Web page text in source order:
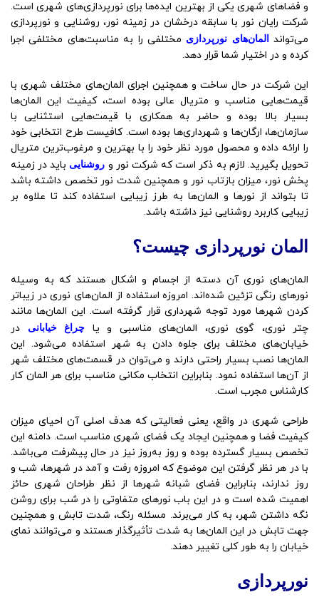
و فضاهای شهری یکی از بهترین ایده‌ها برای نورپردازی‌های شهری است.
شرکت رایان نور با سابقه درخشان در زمینه نور، روشنایی و نورپردازی
می‌تواند المان‌های نورپردازی مختلفی را به مناسبت‌های مختلفی اجرا
کرده و در اختیار شما قرار دهد.
این شرکت در حال ساخت و همچنین اجرای المان‌های مختلف شهری با
قیمت‌هایی مناسب و متریال عالی بوده است، کیفیت این المان‌ها
بسیار بالا بوده و حاضر به همکاری با قیمت‌هایی استثنایی با
سازمان‌ها، ارگان‌ها و شهرداری‌ها بوده است. کافیست طرح انتخابی خود
را ارائه داده و محصول مورد نظر خود را با بهترین و مرغوب‌ترین متریال
تحویل بگیرید. لازم به ذکر است که شرکت نور و روشنایی باید در زمینه
پخش نور، میزان بازتاب نور و همچنین شدت نور تخصص داشته باشد
تا بتواند از نورها و المان‌ها به طرز زیبایی استفاده کند تا علاوه بر
زیبایی کاربرد روشنایی نیز داشته باشد.
المان نورپردازی چیست؟
المان‌های نوری آن دسته از اجسام و اشکال هستند که به وسیله
نورهای رنگی تزئین شده‌اند. امروزه استفاده از المان‌های نوری در زیباتر
کردن شهرها مورد توجه شهرداری قرار گرفته است. این المان‌ها مانند
چتر نوری، گوی نوری، المان‌های مناسبی و یا چراغ‌ خیابانی
در
خیابان‌های مختلف برای جلوه دادن به شهر استفاده می‌شود. این
المان‌ها نصب بسیار راحتی دارند و می‌توان در قسمت‌های مختلف شهر
از آن‌ها استفاده نمود. بنابراین انتخاب مکانی مناسب برای هر المان کار
کارشناس مجرب است.
طراحی شهری در واقع، یعنی فعالیتی که هدف اصلی آن احیای میزان
کیفیت فضا و همچنین ایجاد یک فضای شهری مناسب است. دامنه این
تخصص بسیار گسترده بوده و روز به‌روز نیز در حال پیشرفت می‌باشد.
با در هر نظر گرفتن این موضوع که امروزه رفت و آمد در شهرها، شب و
روز ندارند، بنابراین فضای شبانه شهرها از نظر طراحان شهری حائز
اهمیت شده است و در این باب نورهای متفاوتی را در شب برای روشن
نگه داشتن شهر، به کار می‌برند. مسئله رنگ، شدت تابش و همچنین
جهت تابش در این المان‌ها به شدت تأثیرگذار هستند و می‌توانند نمای
خیابان را به طور کلی تغییر دهند.
نورپردازی